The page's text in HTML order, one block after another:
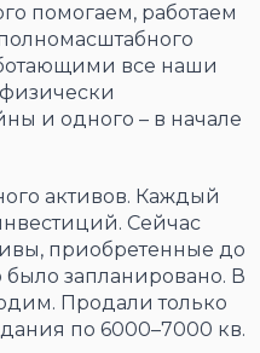
помогаем, работаем
все наши
и одного – в начале
активов. Каждый
Сейчас
приобретенные до
запланировано. В
Продали только
по 6000–7000 кв.